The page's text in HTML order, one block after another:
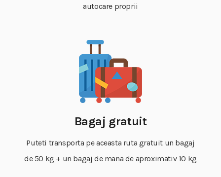
autocare proprii
Bagaj gratuit
Puteti transporta pe aceasta ruta gratuit un bagaj
de 50 kg + un bagaj de mana de aproximativ 10 kg